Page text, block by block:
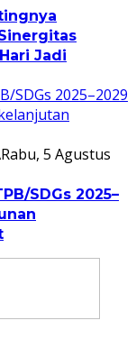
Jadi
Rabu, 5 Agustus
SDGs 2025–